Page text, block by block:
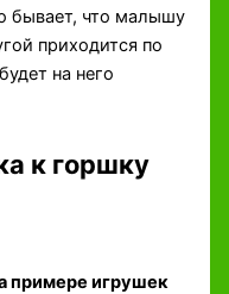
бывает, что малышу
приходится по
на него
к горшку
примере игрушек